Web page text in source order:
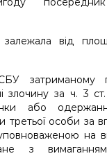
залежала від
затриманому
злочину за ч. 3
або
третьої особи за
на
з